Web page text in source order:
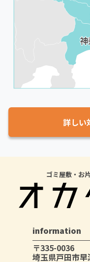
詳しい
ゴミ屋敷・お
information
〒335-0036
埼玉県戸田市